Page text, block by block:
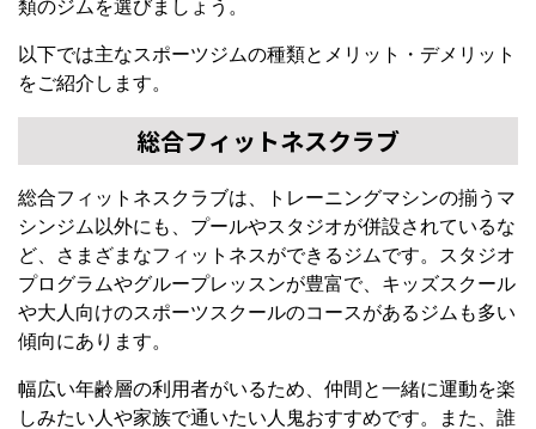
類のジムを選びましょう。
以下では主なスポーツジムの種類とメリット・デメリット
をご紹介します。
総合フィットネスクラブ
総合フィットネスクラブは、トレーニングマシンの揃うマ
シンジム以外にも、プールやスタジオが併設されているな
ど、さまざまなフィットネスができるジムです。スタジオ
プログラムやグループレッスンが豊富で、キッズスクール
や大人向けのスポーツスクールのコースがあるジムも多い
傾向にあります。
幅広い年齢層の利用者がいるため、仲間と一緒に運動を楽
しみたい人や家族で通いたい人鬼おすすめです。また、誰